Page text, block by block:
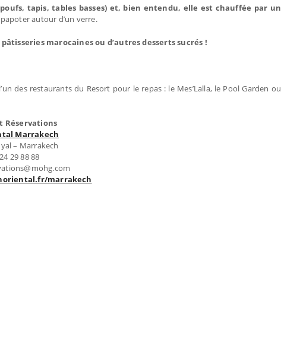
tapis, tables basses) et, bien entendu, elle est chauffée par un
autour d’un verre.
marocaines ou d’autres desserts sucrés !
des restaurants du Resort pour le repas : le Mes’Lalla, le Pool Garden ou
Réservations
Marrakech
– Marrakech
29 88 88
marrakech